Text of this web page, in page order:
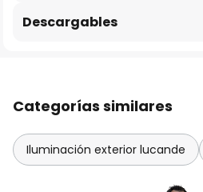
Descargables
Categorías similares
Iluminación exterior lucande